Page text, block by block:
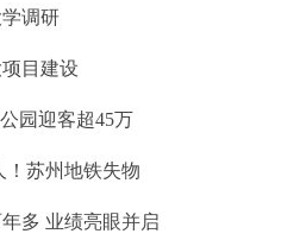
调研
目建设
园迎客超45万
！苏州地铁失物
多 业绩亮眼并启